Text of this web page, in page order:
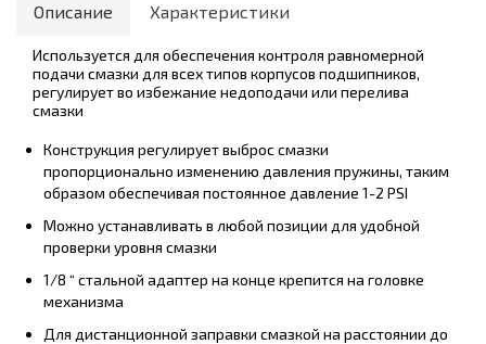
Описание Характеристики
Используется для обеспечения контроля равномерной
подачи смазки для всех типов корпусов подшипников,
регулирует во избежание недоподачи или перелива
смазки
Конструкция регулирует выброс смазки
пропорционально изменению давления пружины, таким
образом обеспечивая постоянное давление 1-2 PSI
Можно устанавливать в любой позиции для удобной
проверки уровня смазки
1/8 “ стальной адаптер на конце крепится на головке
механизма
Для дистанционной заправки смазкой на расстоянии до